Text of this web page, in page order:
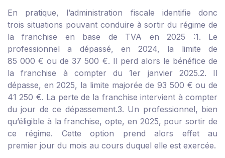
En pratique, l’administration fiscale identifie donc
trois situations pouvant conduire à sortir du régime de
la franchise en base de TVA en 2025 :1. Le
professionnel a dépassé, en 2024, la limite de
85 000 € ou de 37 500 €. Il perd alors le bénéfice de
la franchise à compter du 1er janvier 2025.2. Il
dépasse, en 2025, la limite majorée de 93 500 € ou de
41 250 €. La perte de la franchise intervient à compter
du jour de ce dépassement.3. Un professionnel, bien
qu’éligible à la franchise, opte, en 2025, pour sortir de
ce régime. Cette option prend alors effet au
premier jour du mois au cours duquel elle est exercée.